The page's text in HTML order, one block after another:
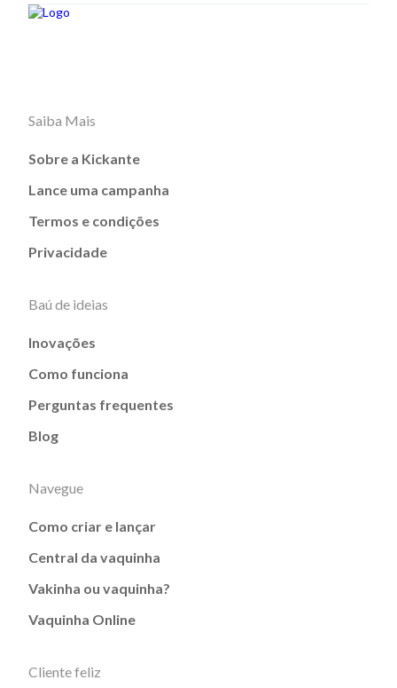
Saiba Mais
Sobre a Kickante
Lance uma campanha
Termos e condições
Privacidade
Baú de ideias
Inovações
Como funciona
Perguntas frequentes
Blog
Navegue
Como criar e lançar
Central da vaquinha
Vakinha ou vaquinha?
Vaquinha Online
Cliente feliz